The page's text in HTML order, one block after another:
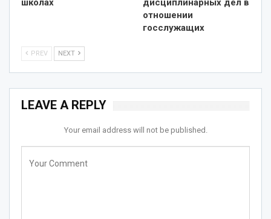
школах
дисциплинарных дел в
отношении
госслужащих
PREV NEXT
LEAVE A REPLY
Your email address will not be published.